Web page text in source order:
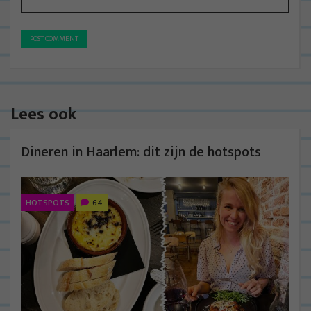
Lees ook
Dineren in Haarlem: dit zijn de hotspots
HOTSPOTS 64